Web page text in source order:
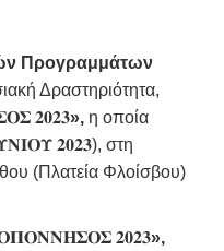
Προγραμμάτων
Δραστηριότητα,
𝟐𝟎𝟐𝟑», η οποία
𝟐𝟎𝟐𝟑), στη
(Πλατεία Φλοίσβου)
𝟐𝟎𝟐𝟑»,